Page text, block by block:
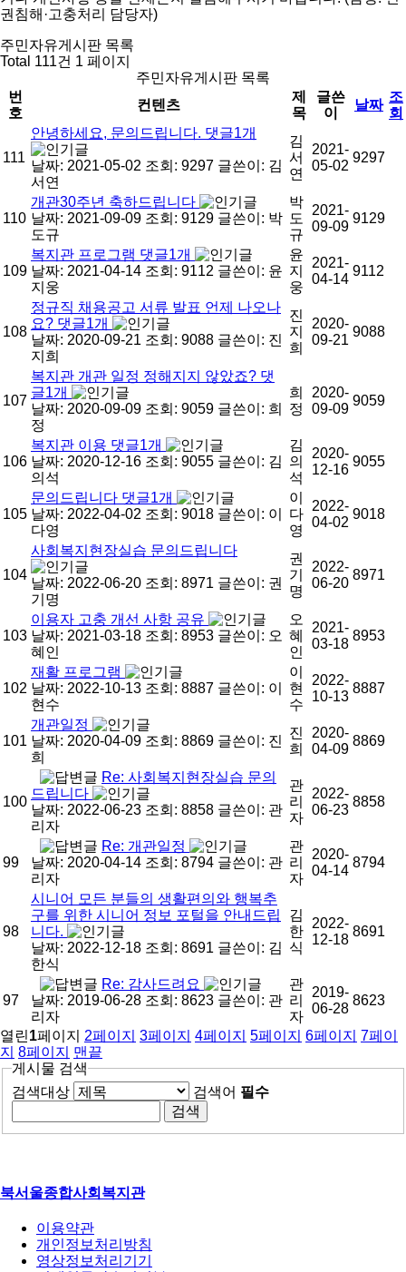
권침해·고충처리 담당자)
주민자유게시판 목록
Total 111건 1 페이지
주민자유게시판 목록
번
호
컨텐츠
제
목
글쓴
이
날짜
조
회
111
안녕하세요, 문의드립니다. 댓글1개
날짜: 2021-05-02 조회: 9297 글쓴이: 김
서연
김
서
연
2021-
05-02
9297
110
개관30주년 축하드립니다
날짜: 2021-09-09 조회: 9129 글쓴이: 박
도규
박
도
규
2021-
09-09
9129
109
복지관 프로그램 댓글1개
날짜: 2021-04-14 조회: 9112 글쓴이: 윤
지웅
윤
지
웅
2021-
04-14
9112
108
정규직 채용공고 서류 발표 언제 나오나
요? 댓글1개
날짜: 2020-09-21 조회: 9088 글쓴이: 진
지희
진
지
희
2020-
09-21
9088
107
복지관 개관 일정 정해지지 않았죠? 댓
글1개
날짜: 2020-09-09 조회: 9059 글쓴이: 희
정
희
정
2020-
09-09
9059
106
복지관 이용 댓글1개
날짜: 2020-12-16 조회: 9055 글쓴이: 김
의석
김
의
석
2020-
12-16
9055
105
문의드립니다 댓글1개
날짜: 2022-04-02 조회: 9018 글쓴이: 이
다영
이
다
영
2022-
04-02
9018
104
사회복지현장실습 문의드립니다
날짜: 2022-06-20 조회: 8971 글쓴이: 권
기명
권
기
명
2022-
06-20
8971
103
이용자 고충 개선 사항 공유
날짜: 2021-03-18 조회: 8953 글쓴이: 오
혜인
오
혜
인
2021-
03-18
8953
102
재활 프로그램
날짜: 2022-10-13 조회: 8887 글쓴이: 이
현수
이
현
수
2022-
10-13
8887
101
개관일정
날짜: 2020-04-09 조회: 8869 글쓴이: 진
희
진
희
2020-
04-09
8869
100
Re: 사회복지현장실습 문의
드립니다
날짜: 2022-06-23 조회: 8858 글쓴이: 관
리자
관
리
자
2022-
06-23
8858
99
Re: 개관일정
날짜: 2020-04-14 조회: 8794 글쓴이: 관
리자
관
리
자
2020-
04-14
8794
98
시니어 모든 분들의 생활편의와 행복추
구를 위한 시니어 정보 포털을 안내드립
니다.
날짜: 2022-12-18 조회: 8691 글쓴이: 김
한식
김
한
식
2022-
12-18
8691
97
Re: 감사드려요
날짜: 2019-06-28 조회: 8623 글쓴이: 관
리자
관
리
자
2019-
06-28
8623
열린1페이지 2페이지 3페이지 4페이지 5페이지 6페이지 7페이
지 8페이지
맨끝
게시물 검색
검색대상
검색어 필수
북서울종합사회복지관
이용약관
개인정보처리방침
영상정보처리기기